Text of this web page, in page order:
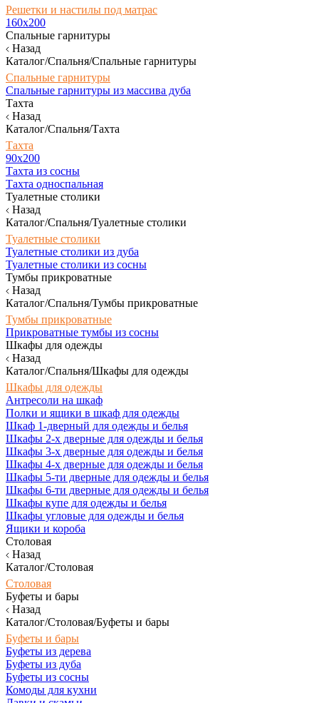
Решетки и настилы под матрас
160х200
Спальные гарнитуры
Назад
Каталог/Спальня/Спальные гарнитуры
Спальные гарнитуры
Спальные гарнитуры из массива дуба
Тахта
Назад
Каталог/Спальня/Тахта
Тахта
90х200
Тахта из сосны
Тахта односпальная
Туалетные столики
Назад
Каталог/Спальня/Туалетные столики
Туалетные столики
Туалетные столики из дуба
Туалетные столики из сосны
Тумбы прикроватные
Назад
Каталог/Спальня/Тумбы прикроватные
Тумбы прикроватные
Прикроватные тумбы из сосны
Шкафы для одежды
Назад
Каталог/Спальня/Шкафы для одежды
Шкафы для одежды
Антресоли на шкаф
Полки и ящики в шкаф для одежды
Шкаф 1-дверный для одежды и белья
Шкафы 2-х дверные для одежды и белья
Шкафы 3-х дверные для одежды и белья
Шкафы 4-х дверные для одежды и белья
Шкафы 5-ти дверные для одежды и белья
Шкафы 6-ти дверные для одежды и белья
Шкафы купе для одежды и белья
Шкафы угловые для одежды и белья
Ящики и короба
Столовая
Назад
Каталог/Столовая
Столовая
Буфеты и бары
Назад
Каталог/Столовая/Буфеты и бары
Буфеты и бары
Буфеты из дерева
Буфеты из дуба
Буфеты из сосны
Комоды для кухни